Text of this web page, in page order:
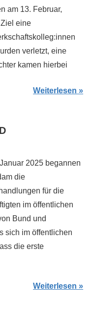
am 13. Februar,
eine
verletzt, eine
kamen hierbei
Weiterlesen
2025 begannen
die
für die
im öffentlichen
Bund und
sich im öffentlichen
die erste
Weiterlesen